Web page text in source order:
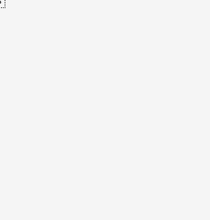
conhecer um
da equipe para os
de setembro.
los por
ressaltou a